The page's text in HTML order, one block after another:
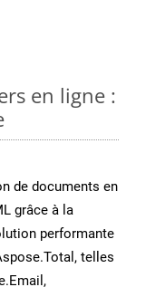
en ligne :
de documents en
grâce à la
performante
telles